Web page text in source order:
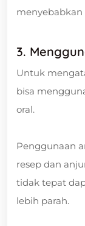
menyebabkan
3.
Untuk
bisa
oral.
Penggunaan
resep dan
tidak tepat
lebih parah.